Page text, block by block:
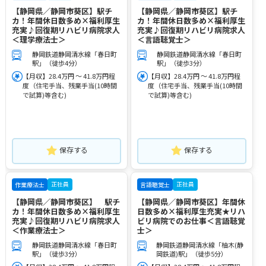
【静岡県／静岡市葵区】駅チ
カ！年間休日数多め×福利厚生
充実♪回復期リハビリ病院求人
＜理学療法士＞
静岡鉄道静岡清水線「春日町
駅」（徒歩4分）
【月収】28.4万円 ～ 41.8万円程
度（住宅手当、残業手当(10時間
で試算)等含む)
保存する
【静岡県／静岡市葵区】駅チ
カ！年間休日数多め×福利厚生
充実♪回復期リハビリ病院求人
＜言語聴覚士＞
静岡鉄道静岡清水線「春日町
駅」（徒歩3分）
【月収】28.4万円 ～ 41.8万円程
度（住宅手当、残業手当(10時間
で試算)等含む)
保存する
作業療法士 正社員
【静岡県／静岡市葵区】 駅チ
カ！年間休日数多め×福利厚生
充実♪回復期リハビリ病院求人
＜作業療法士＞
静岡鉄道静岡清水線「春日町
駅」（徒歩3分）
言語聴覚士 正社員
【静岡県／静岡市葵区】年間休
日数多め×福利厚生充実★リハ
ビリ病院でのお仕事＜言語聴覚
士＞
静岡鉄道静岡清水線「柚木(静
岡鉄道)駅」（徒歩5分）